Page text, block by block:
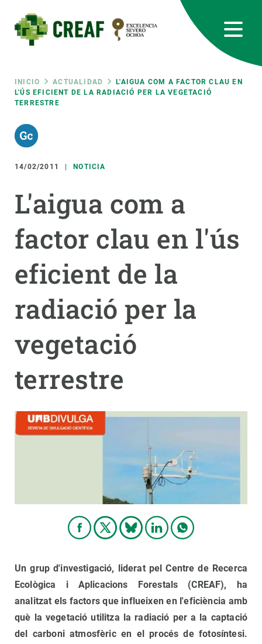
contenido
principal
Ruta
de
navegación
INICIO ACTUALIDAD
L'AIGUA COM A FACTOR CLAU EN
L'ÚS EFICIENT DE LA RADIACIÓ PER LA VEGETACIÓ
TERRESTRE
14/02/2011 NOTICIA
L'aigua com a
factor clau en l'ús
eficient de la
radiació per la
vegetació
terrestre
Un grup d'investigació, liderat pel Centre de Recerca
Ecològica i Aplicacions Forestals (CREAF), ha
analitzat els factors que influeixen en l'eficiència amb
què la vegetació utilitza la radiació per a la captació
del carboni atmosfèric en el procés de fotosíntesi.
RRSS
Featured
responsive
Responsive
menu
INVESTIGACIÓN
CIENCIA EN ACCIÓN
NOTICIAS Y AGENDA